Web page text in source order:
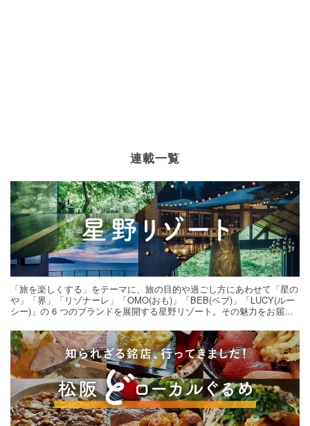
連載一覧
「旅を楽しくする」をテーマに、旅の目的や過ごし方にあわせて「星の
や」「界」「リゾナーレ」「OMO(おも)」「BEB(ベブ)」「LUCY(ルー
シー)」の 6 つのブランドを展開する星野リゾート。その魅力をお届け